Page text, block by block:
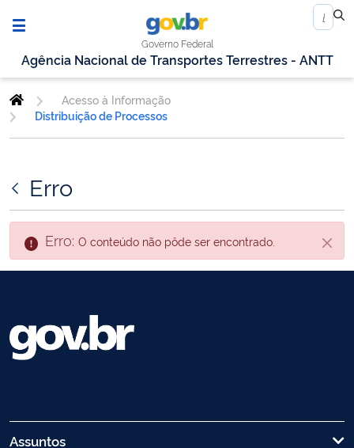
Governo Federal
Agência Nacional de Transportes Terrestres - ANTT
Acesso à Informação
Distribuição de Processos
Erro
Erro: O conteúdo não pôde ser encontrado.
Assuntos